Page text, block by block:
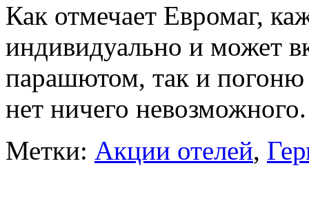
Как отмечает Евромаг,
индивидуально и может
парашютом, так и
нет ничего невозможного.
Метки: Акции отелей,